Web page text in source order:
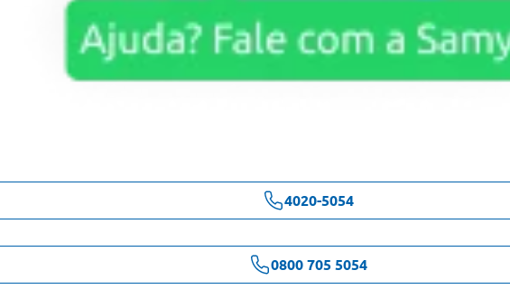
4020-5054
0800 705 5054